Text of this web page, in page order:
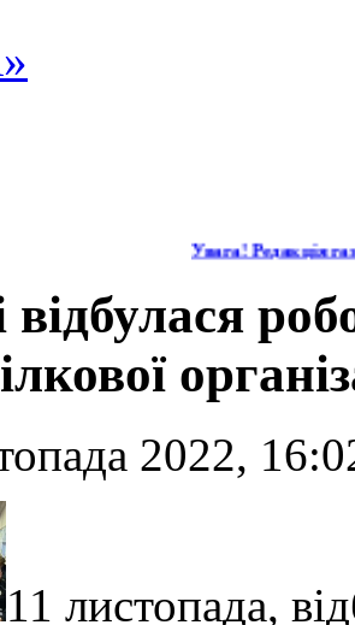
Увага! Редакція
2022,
11 листопада,